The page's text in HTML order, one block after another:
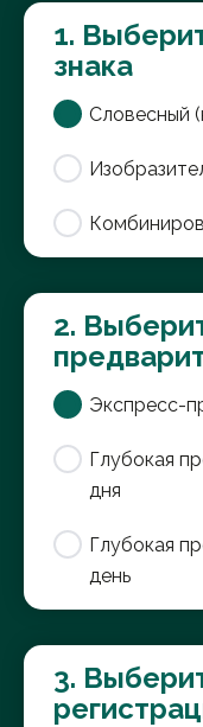
1.
знака
Словесный
2.
Экспресс-
Глубокая
дня
Глубокая
день
3.